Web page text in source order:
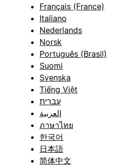
Français (France)
Italiano
Nederlands
Norsk
Português (Brasil)
Suomi
Svenska
Tiếng Việt
עברית
العربية
ภาษาไทย
한국어
日本語
简体中文